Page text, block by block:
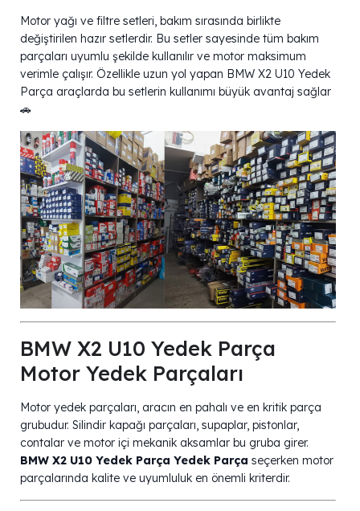
Motor yağı ve filtre setleri, bakım sırasında birlikte
değiştirilen hazır setlerdir. Bu setler sayesinde tüm bakım
parçaları uyumlu şekilde kullanılır ve motor maksimum
verimle çalışır. Özellikle uzun yol yapan BMW X2 U10 Yedek
Parça araçlarda bu setlerin kullanımı büyük avantaj sağlar
🚗
BMW X2 U10 Yedek Parça
Motor Yedek Parçaları
Motor yedek parçaları, aracın en pahalı ve en kritik parça
grubudur. Silindir kapağı parçaları, supaplar, pistonlar,
contalar ve motor içi mekanik aksamlar bu gruba girer.
BMW X2 U10 Yedek Parça Yedek Parça seçerken motor
parçalarında kalite ve uyumluluk en önemli kriterdir.